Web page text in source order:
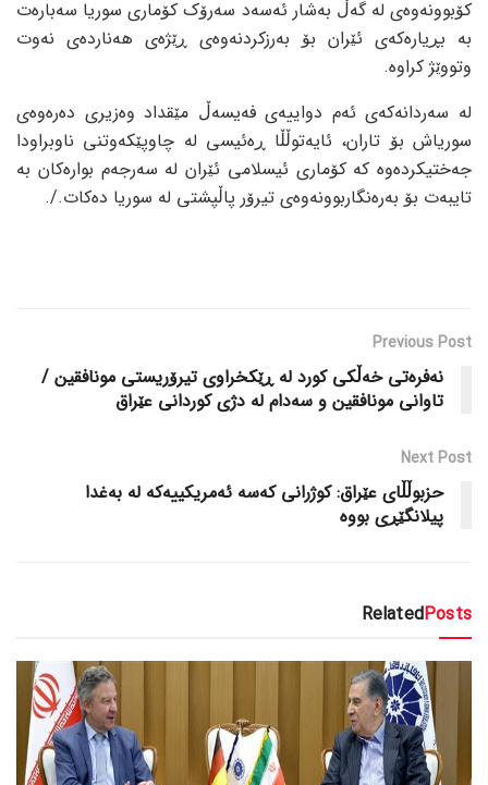
کۆبوونەوەی لە گەڵ بەشار ئەسەد سەرۆک کۆماری سوریا سەبارەت
بە بڕیارەکەی ئێران بۆ بەرزکردنەوەی ڕێژەی هەناردەی نەوت
وتووێژ کراوە.
لە سەردانەکەی ئەم دواییەی فەیسەڵ مێقداد وەزیری دەرەوەی
سوریاش بۆ تاران، ئایەتوڵڵا ڕەئیسی لە چاوپێکەوتنی ناوبراودا
جەختیکردەوە کە کۆماری ئیسلامی ئێران لە سەرجەم بوارەکان بە
تایبەت بۆ بەرەنگاربوونەوەی تیرۆر پاڵپشتی لە سوریا دەکات./.
Previous Post
نەفرەتی خەڵکی کورد لە ڕێکخراوی تیرۆریستی مونافقین /
تاوانی مونافقین و سەدام لە دژی کوردانی عێراق
Next Post
حزبوڵڵای عێراق: کوژرانی کەسە ئەمریکییەکە لە بەغدا
پیلانگێڕی بووە
RelatedPosts